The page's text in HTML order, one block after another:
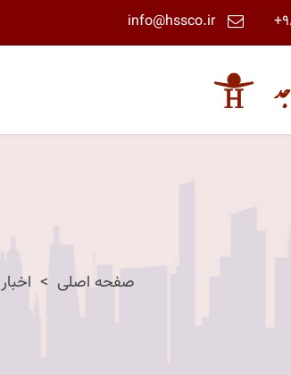
info@hssco.ir
صفحه اصلی اخبار